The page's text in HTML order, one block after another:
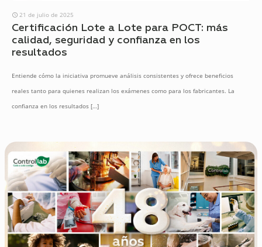
21 de julio de 2025
Certificación Lote a Lote para POCT: más
calidad, seguridad y confianza en los
resultados
Entiende cómo la iniciativa promueve análisis consistentes y ofrece beneficios
reales tanto para quienes realizan los exámenes como para los fabricantes. La
confianza en los resultados […]